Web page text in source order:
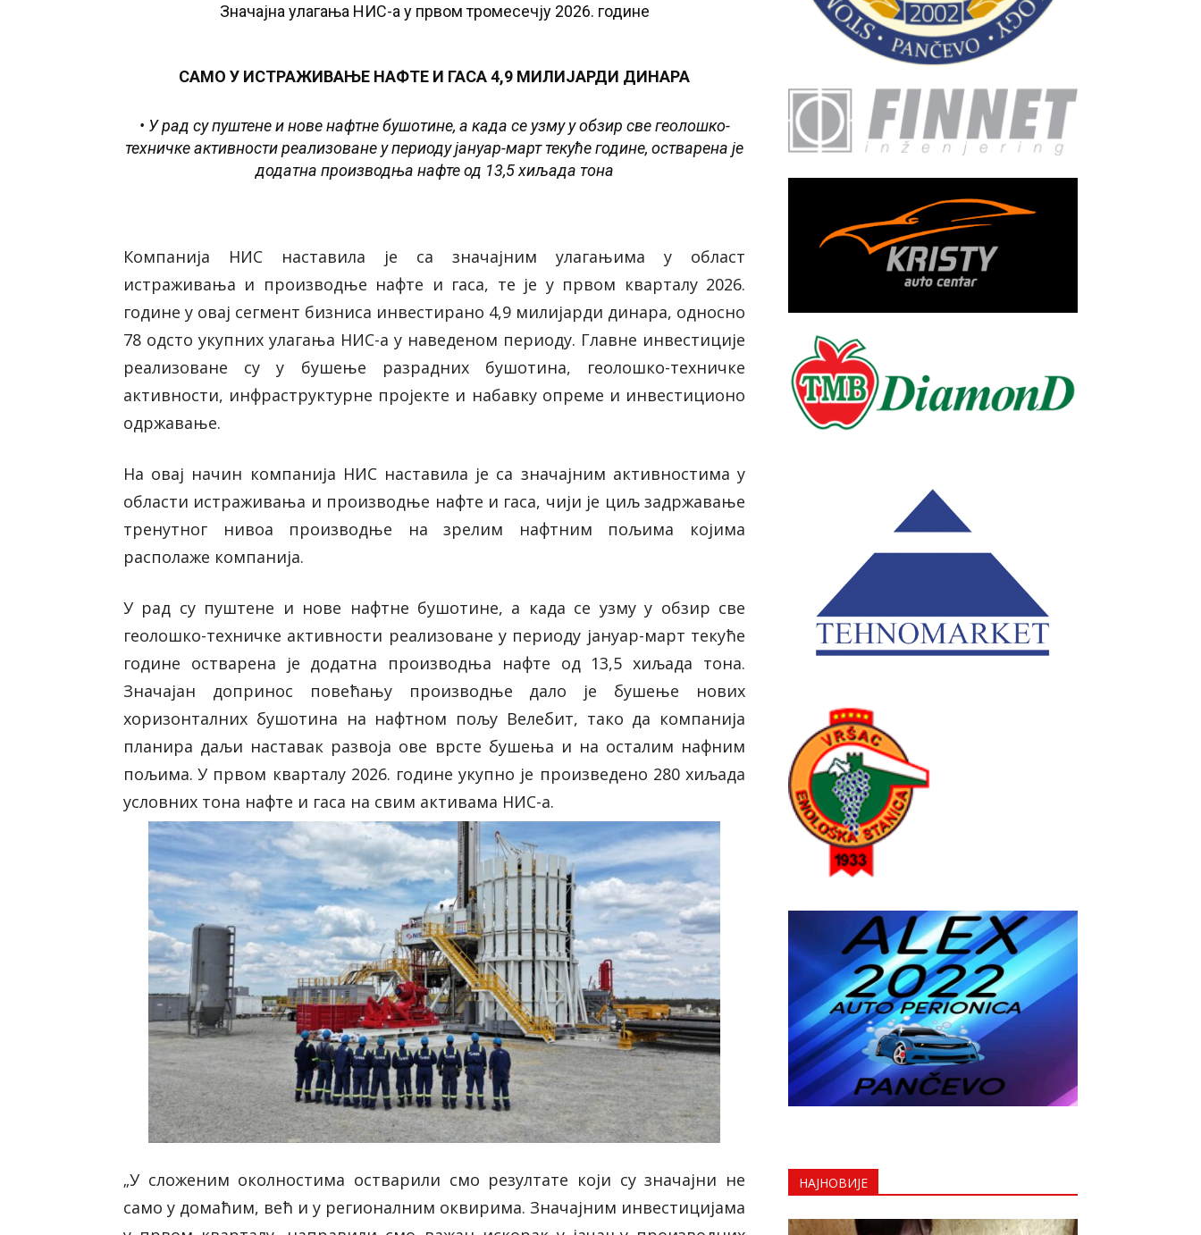
Значајна улагања НИС-а у првом тромесечју 2026. године
САМО У ИСТРАЖИВАЊЕ НАФТЕ И ГАСА 4,9 МИЛИЈАРДИ ДИНАРА
• У рад су пуштене и нове нафтне бушотине, а када се узму у обзир све геолошко-
техничке активности реализоване у периоду јануар-март текуће године, остварена је
додатна производња нафте од 13,5 хиљада тона
Компанија НИС наставила је са значајним улагањима у област
истраживања и производње нафте и гаса, те је у првом кварталу 2026.
године у овај сегмент бизниса инвестирано 4,9 милијарди динара, односно
78 одсто укупних улагања НИС-а у наведеном периоду. Главне инвестиције
реализоване су у бушење разрадних бушотина, геолошко-техничке
активности, инфраструктурне пројекте и набавку опреме и инвестиционо
одржавање.
На овај начин компанија НИС наставила је са значајним активностима у
области истраживања и производње нафте и гаса, чији је циљ задржавање
тренутног нивоа производње на зрелим нафтним пољима којима
располаже компанија.
У рад су пуштене и нове нафтне бушотине, а када се узму у обзир све
геолошко-техничке активности реализоване у периоду јануар-март текуће
године остварена је додатна производња нафте од 13,5 хиљада тона.
Значајан допринос повећању производње дало је бушење нових
хоризонталних бушотина на нафтном пољу Велебит, тако да компанија
планира даљи наставак развоја ове врсте бушења и на осталим нафним
пољима. У првом кварталу 2026. године укупно је произведено 280 хиљада
условних тона нафте и гаса на свим активама НИС-а.
„У сложеним околностима остварили смо резултате који су значајни не
само у домаћим, већ и у регионалним оквирима. Значајним инвестицијама
НАЈНОВИЈЕ